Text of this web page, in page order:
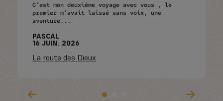
C’est mon deuxième voyage avec vous , le
premier m’avait laissé sans voix, une
aventure...
PASCAL
16 JUIN. 2026
La route des Dieux